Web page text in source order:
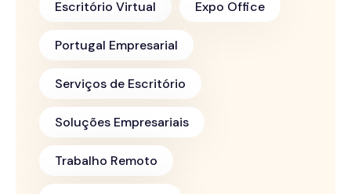
Escritório Virtual Expo Office
Portugal Empresarial
Serviços de Escritório
Soluções Empresariais
Trabalho Remoto